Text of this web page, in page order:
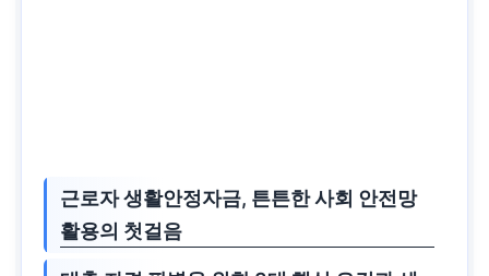
근로자 생활안정자금, 튼튼한 사회 안전망
활용의 첫걸음